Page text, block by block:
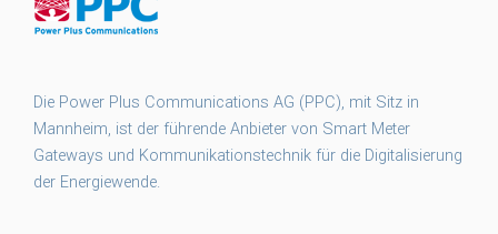
Die Power Plus Communications AG (PPC), mit Sitz in
Mannheim, ist der führende Anbieter von Smart Meter
Gateways und Kommunikationstechnik für die Digitalisierung
der Energiewende.